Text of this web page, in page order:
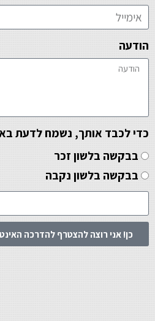
הודעה
כדי לכבד אותך, נשמח לדעת
בבקשה בלשון זכר
בבקשה בלשון נקבה
כן! אני רוצה להצטרף להדרכה